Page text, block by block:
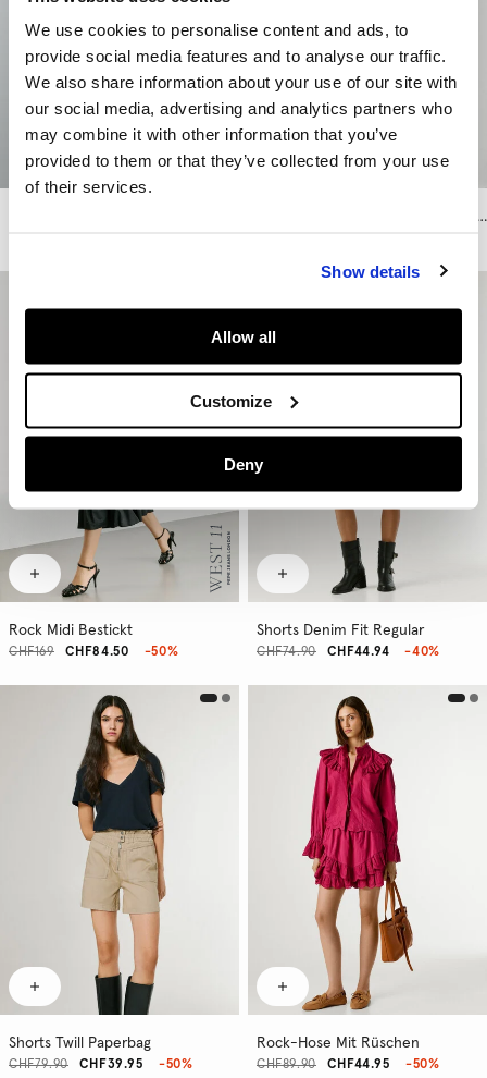
We use cookies to personalise content and ads, to
provide social media features and to analyse our traffic.
We also share information about your use of our site with
our social media, advertising and analytics partners who
may combine it with other information that you’ve
provided to them or that they’ve collected from your use
of their services.
Show details
Allow all
Customize
Deny
Rock Kurz Ganzflächiges Blumenmuster
Rock Midi Bestickt
CHF84.50
CHF169 -50%
Shorts Denim Fit Regular
CHF44.94
CHF74.90 -40%
Shorts Twill Paperbag
CHF39.95
CHF79.90
-50%
Rock-Hose Mit Rüschen
CHF44.95
CHF89.90
-50%